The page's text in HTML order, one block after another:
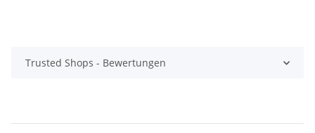
Trusted Shops - Bewertungen